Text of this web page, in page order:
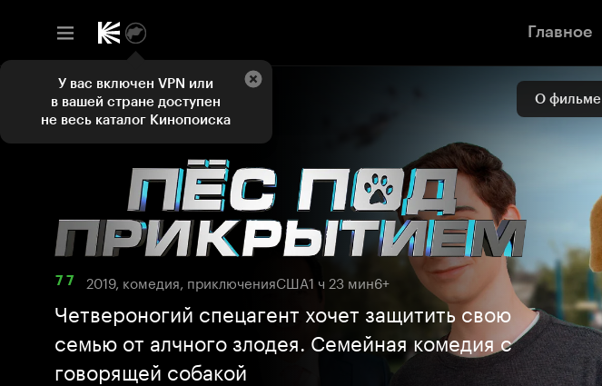
Главное
О фильме
7 7 2019, комедия, приключенияСША1 ч 23 мин6+
Четвероногий спецагент хочет защитить свою
семью от алчного злодея. Семейная комедия с
говорящей собакой
У вас включен VPN или
в вашей стране доступен
не весь каталог Кинопоиска